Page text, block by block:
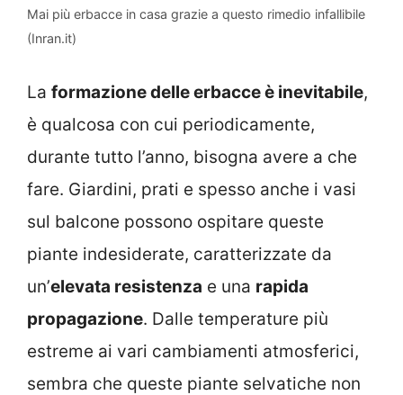
Mai più erbacce in casa grazie a questo rimedio infallibile
(Inran.it)
La formazione delle erbacce è inevitabile,
è qualcosa con cui periodicamente,
durante tutto l’anno, bisogna avere a che
fare. Giardini, prati e spesso anche i vasi
sul balcone possono ospitare queste
piante indesiderate, caratterizzate da
un’elevata resistenza e una rapida
propagazione. Dalle temperature più
estreme ai vari cambiamenti atmosferici,
sembra che queste piante selvatiche non